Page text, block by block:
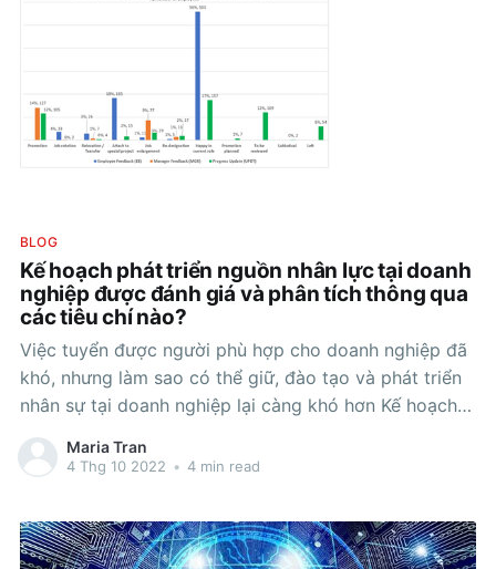
BLOG
Kế hoạch phát triển nguồn nhân lực tại doanh
nghiệp được đánh giá và phân tích thông qua
các tiêu chí nào?
Việc tuyển được người phù hợp cho doanh nghiệp đã
khó, nhưng làm sao có thể giữ, đào tạo và phát triển
nhân sự tại doanh nghiệp lại càng khó hơn Kế hoạch
phát triền nguồn nhân sự “ Human capital Planing” là
việc làm cần và bắt buộc phải thực
Maria Tran
4 Thg 10 2022 • 4 min read